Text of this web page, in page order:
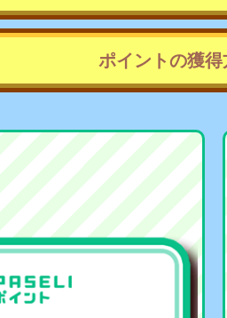
ポイントの獲